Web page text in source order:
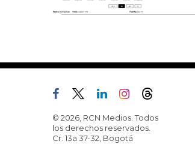
© 2026, RCN Medios. Todos
los derechos reservados.
Cr. 13a 37-32, Bogotá